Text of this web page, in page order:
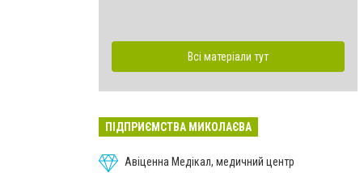
Всі матеріали тут
ПІДПРИЄМСТВА МИКОЛАЄВА
Авіценна Медікал, медичний центр